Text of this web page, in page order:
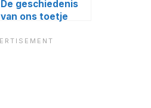
De geschiedenis
van ons toetje